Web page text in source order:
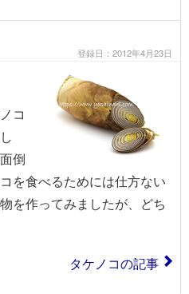
登録日：2012年4月23日
コ
倒
を食べるためには仕方ない
を作ってみましたが、どち
タケノコの記事